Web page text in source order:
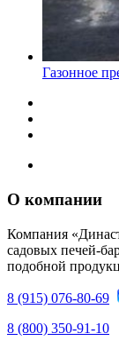
Газонное
О компании
Компания
садовых печей-
подобной
8 (915) 076-80-69
8 (800) 350-91-10